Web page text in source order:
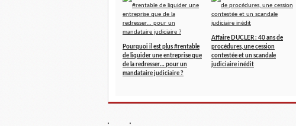
Pourquoi il est plus #rentable
de liquider une entreprise que
de la redresser… pour un
mandataire judiciaire ?
Affaire DUCLER : 40 ans de
procédures, une cession
contestée et un scandale
judiciaire inédit